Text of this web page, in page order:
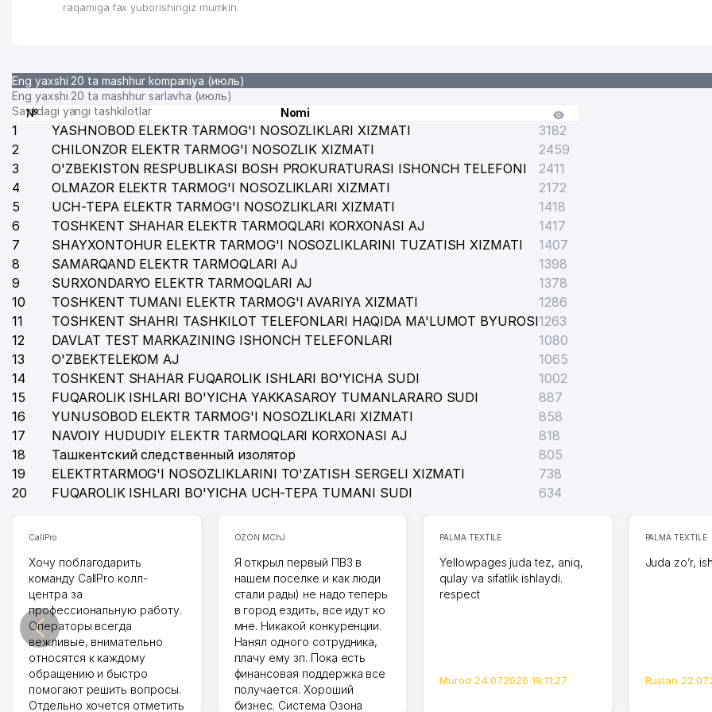
NAMUNA-DIYOR XIIChK
31 MAGIC CINEMA STUDIO MChJ
32 CRONOS GROUP MChJ
DIAMOND TOURS MChJ
ТАШКЕНТСКОЕ ГОРОДСКОЕ ТЕРРИТОРИАЛЬНОЕ КОММУНАЛЬНО-ЭКСПЛУАТАЦИОННОЕ BIRLASHMASI
DREAM DIZAYN GROUP MChJ
ART VITRAJ MChJ
ORKHIDEYEVS MChJ
TASHELEKTRONIK MChJ
JET'AIME CLASSIC XUSUSIY KORXONASI
raqamiga fax yuborishingiz mumkin.
Eng yaxshi 20 ta mashhur kompaniya (июль)
Eng yaxshi 20 ta mashhur sarlavha (июль)
Saytdagi yangi tashkilotlar
№ Nomi
1 YASHNOBOD ELEKTR TARMOG'I NOSOZLIKLARI XIZMATI
3182
2
CHILONZOR ELEKTR TARMOG'I NOSOZLIK XIZMATI
2459
3
O'ZBEKISTON RESPUBLIKASI BOSH PROKURATURASI ISHONCH TELEFONI
2411
4
OLMAZOR ELEKTR TARMOG'I NOSOZLIKLARI XIZMATI
2172
5
UCH-TEPA ELEKTR TARMOG'I NOSOZLIKLARI XIZMATI
1418
6
TOSHKENT SHAHAR ELEKTR TARMOQLARI KORXONASI AJ
1417
7
SHAYXONTOHUR ELEKTR TARMOG'I NOSOZLIKLARINI TUZATISH XIZMATI
1407
8
SAMARQAND ELEKTR TARMOQLARI AJ
1398
9
SURXONDARYO ELEKTR TARMOQLARI AJ
1378
10
TOSHKENT TUMANI ELEKTR TARMOG'I AVARIYA XIZMATI
1286
11
TOSHKENT SHAHRI TASHKILOT TELEFONLARI HAQIDA MA'LUMOT BYUROSI1263
12
DAVLAT TEST MARKAZINING ISHONCH TELEFONLARI
1080
13
O'ZBEKTELEKOM AJ
1065
14
TOSHKENT SHAHAR FUQAROLIK ISHLARI BO'YICHA SUDI
1002
15
FUQAROLIK ISHLARI BO'YICHA YAKKASAROY TUMANLARARO SUDI
887
16
YUNUSOBOD ELEKTR TARMOG'I NOSOZLIKLARI XIZMATI
858
17
NAVOIY HUDUDIY ELEKTR TARMOQLARI KORXONASI AJ
818
18
Ташкентский следственный изолятор
805
19
ELEKTRTARMOG'I NOSOZLIKLARINI TO'ZATISH SERGELI XIZMATI
738
20
FUQAROLIK ISHLARI BO'YICHA UCH-TEPA TUMANI SUDI 634
CallPro
Хочу поблагодарить
команду CallPro колл-
центра за
профессиональную работу.
Операторы всегда
вежливые, внимательно
относятся к каждому
обращению и быстро
помогают решить вопросы.
Отдельно хочется отметить
OZON MChJ
Я открыл первый ПВЗ в
нашем поселке и как люди
стали рады) не надо теперь
в город ездить, все идут ко
мне. Никакой конкуренции.
Нанял одного сотрудника,
плачу ему зп. Пока есть
финансовая поддержка все
получается. Хороший
бизнес. Система Озона
PALMA TEXTILE
Yellowpages juda tez, aniq,
qulay va sifatlik ishlaydi.
respect
Murod 24.07.2026 19:11:27
PALMA TEXTILE
Juda zo’r,
Ruslan